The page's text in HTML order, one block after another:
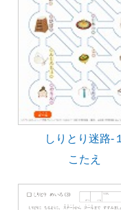
しりとり迷路-１
こたえ